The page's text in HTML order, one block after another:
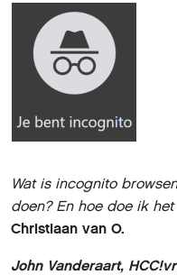
Wat is incognito
doen? En hoe doe ik
Christiaan van O.
John Vanderaart,